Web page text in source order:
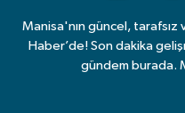
Manisa'nın güncel,
Haber’de! Son dakika
gündem burada.